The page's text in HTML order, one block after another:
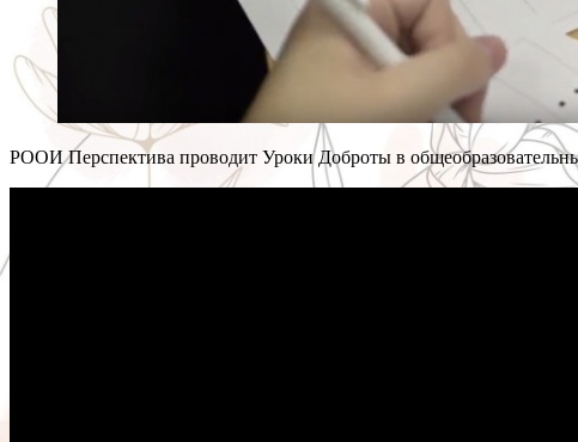
РООИ Перспектива проводит Уроки Доброты в